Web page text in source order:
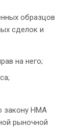
образцов
сделок и
на него;
закону НМА
рыночной